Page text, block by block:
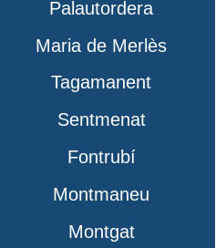
Palautordera
Maria de Merlès
Tagamanent
Sentmenat
Fontrubí
Montmaneu
Montgat